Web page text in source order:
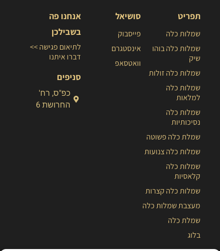
תפריט
שמלות כלה
שמלות כלה בוהו
שיק
שמלות כלה זולות
שמלות כלה
למלאות
שמלות כלה
נסיכותיות
שמלת כלה פשוטה
שמלות כלה צנועות
שמלות כלה
קלאסיות
שמלות כלה קצרות
מעצבת שמלות כלה
שמלת כלה
בלוג
סושיאל
פייסבוק
אינסטגרם
וואטסאפ
אנחנו פה
בשבילכן
לתיאום פגישה >>
דברו איתנו
סניפים
כפ"ס, רח'
החרושת 6